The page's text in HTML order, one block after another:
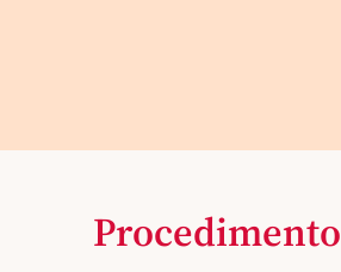
Procedimento